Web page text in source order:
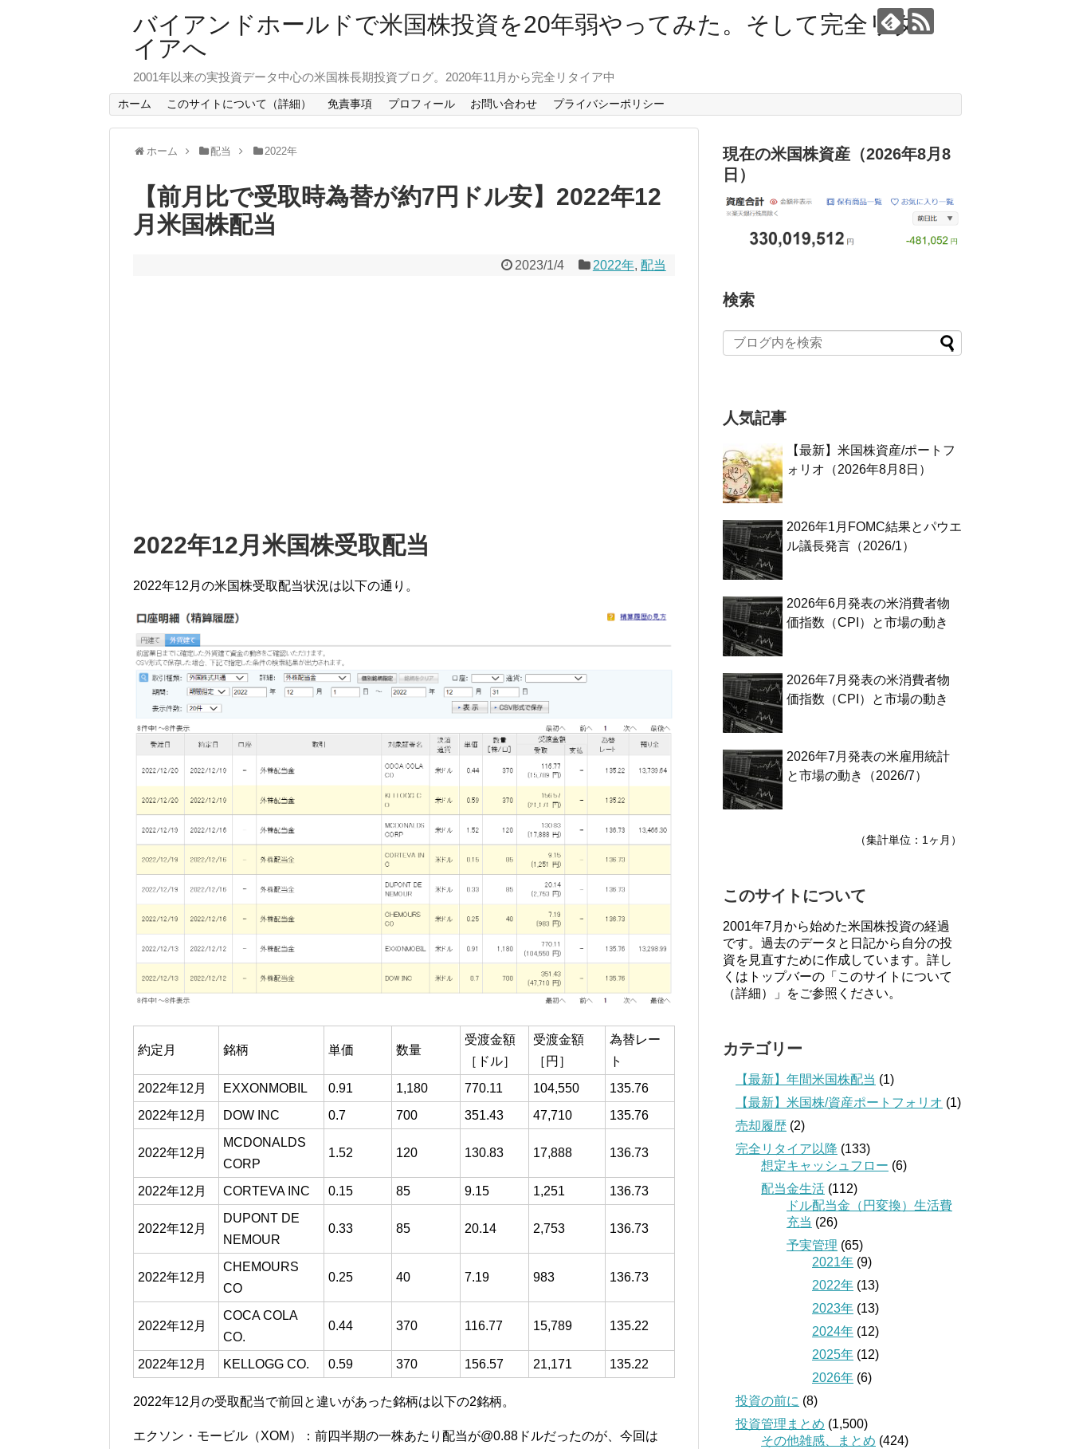
バイアンドホールドで米国株投資を20年弱やってみた。そして完全リタ
イアへ
2001年以来の実投資データ中心の米国株長期投資ブログ。2020年11月から完全リタイア中
ホーム このサイトについて（詳細） 免責事項 プロフィール お問い合わせ プライバシーポリシー
ホーム 配当 2022年
【前月比で受取時為替が約7円ドル安】2022年12
月米国株配当
2023/1/4 2022年, 配当
2022年12月米国株受取配当
2022年12月の米国株受取配当状況は以下の通り。
約定月 銘柄 単価 数量
受渡金額
［ドル］
受渡金額
［円］
為替レー
ト
2022年12月
EXXONMOBIL 0.91 1,180 770.11 104,550
135.76
2022年12月
DOW INC 0.7 700 351.43 47,710 135.76
2022年12月
MCDONALDS
CORP
1.52 120 130.83 17,888 136.73
2022年12月 CORTEVA INC 0.15 85 9.15 1,251 136.73
2022年12月
DUPONT DE
NEMOUR
0.33 85 20.14 2,753 136.73
2022年12月
CHEMOURS
CO
0.25 40 7.19 983 136.73
2022年12月
COCA COLA
CO.
0.44 370 116.77 15,789 135.22
2022年12月 KELLOGG CO. 0.59 370 156.57 21,171 135.22
2022年12月の受取配当で前回と違いがあった銘柄は以下の2銘柄。
エクソン・モービル（XOM）： 前四半期の一株あたり配当が@0.88 ドルだったのが、今回は
現在の米国株資産（2026年8月8
日）
検索
人気記事
【最新】米国株資産/ポートフ
ォリオ（2026年8月8日）
2026年1月FOMC結果とパウエ
ル議長発言（2026/1）
2026年6月発表の米消費者物
価指数（CPI）と市場の動き
2026年7月発表の米消費者物
価指数（CPI）と市場の動き
2026年7月発表の米雇用統計
と市場の動き（2026/7）
（集計単位：1ヶ月）
このサイトについて
2001年7月から始めた米国株投資の経過
です。過去のデータと日記から自分の投
資を見直すために作成しています。詳し
くはトップバーの「このサイトについて
（詳細）」をご参照ください。
カテゴリー
【最新】年間米国株配当 (1)
【最新】米国株/資産ポートフォリオ (1)
売却履歴 (2)
完全リタイア以降 (133)
想定キャッシュフロー (6)
配当金生活 (112)
ドル配当金（円変換）生活費
充当 (26)
予実管理 (65)
2021年 (9)
2022年 (13)
2023年 (13)
2024年 (12)
2025年 (12)
2026年 (6)
投資の前に (8)
投資管理まとめ (1,500)
その他雑感、まとめ (424)